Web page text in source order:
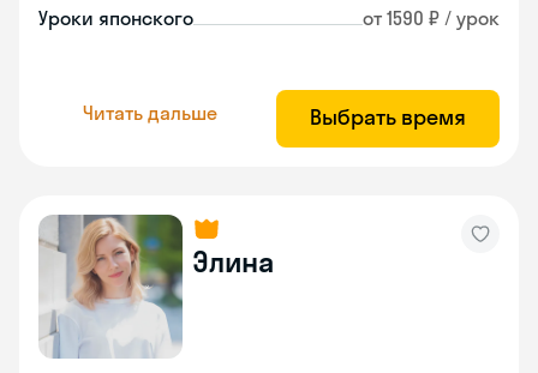
Уроки японского от 1590 ₽ / урок
Читать дальше Выбрать время
Элина